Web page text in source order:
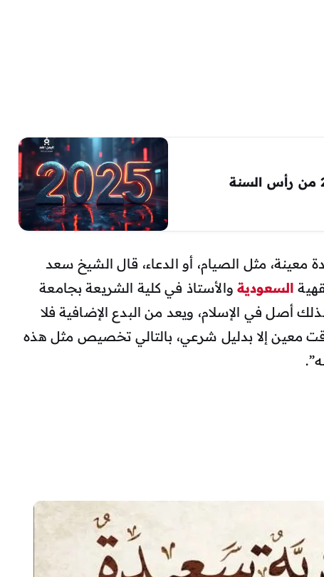
حكم دعاء استقبال العام الجديد 2025 من رأس السنة
مثل الصيام، أو الدعاء، قال الشيخ سعد
السعوديةوالأستاذ في كلية الشريعة بجامعة
أصل في الإسلام، ويعد من البدع الإضافية فلا
معين إلا بدليل شرعي، بالتالي تخصيص مثل هذه